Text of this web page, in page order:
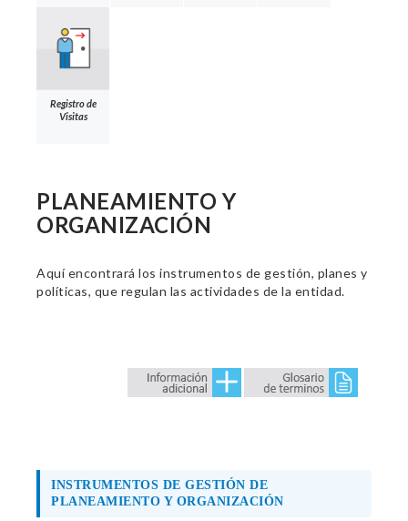
Registro de
Visitas
PLANEAMIENTO Y
ORGANIZACIÓN
Aquí encontrará los instrumentos de gestión, planes y
políticas, que regulan las actividades de la entidad.
INSTRUMENTOS DE GESTIÓN DE
PLANEAMIENTO Y ORGANIZACIÓN